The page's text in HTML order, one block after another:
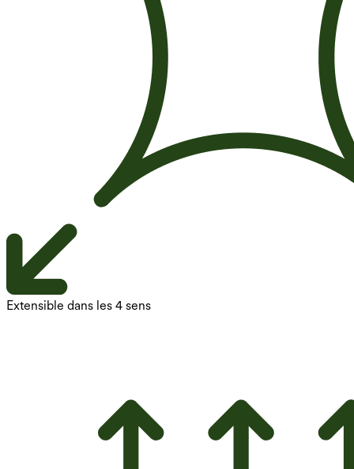
Extensible dans les 4 sens